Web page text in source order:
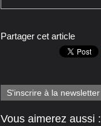
Partager cet article
S'inscrire à la newsletter
Vous aimerez aussi :